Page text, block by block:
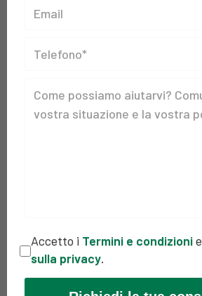
Accetto i Termini e condizionie
sulla privacy.